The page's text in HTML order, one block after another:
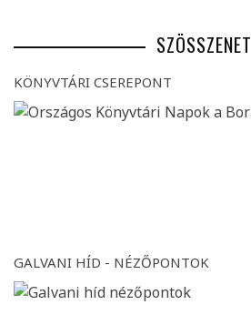
SZÖSSZENET
KÖNYVTÁRI CSEREPONT
GALVANI HÍD - NÉZŐPONTOK